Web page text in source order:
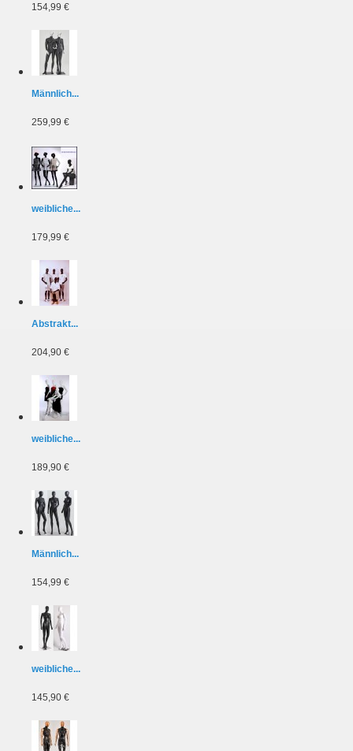
154,99 €
Männlich...
259,99 €
weibliche...
179,99 €
Abstrakt...
204,90 €
weibliche...
189,90 €
Männlich...
154,99 €
weibliche...
145,90 €